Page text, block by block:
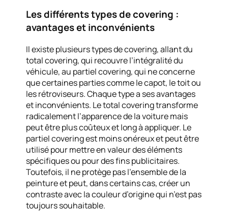
Les différents types de covering :
avantages et inconvénients
Il existe plusieurs types de covering, allant du
total covering, qui recouvre l’intégralité du
véhicule, au partiel covering, qui ne concerne
que certaines parties comme le capot, le toit ou
les rétroviseurs. Chaque type a ses avantages
et inconvénients. Le total covering transforme
radicalement l’apparence de la voiture mais
peut être plus coûteux et long à appliquer. Le
partiel covering est moins onéreux et peut être
utilisé pour mettre en valeur des éléments
spécifiques ou pour des fins publicitaires.
Toutefois, il ne protège pas l’ensemble de la
peinture et peut, dans certains cas, créer un
contraste avec la couleur d’origine qui n’est pas
toujours souhaitable.